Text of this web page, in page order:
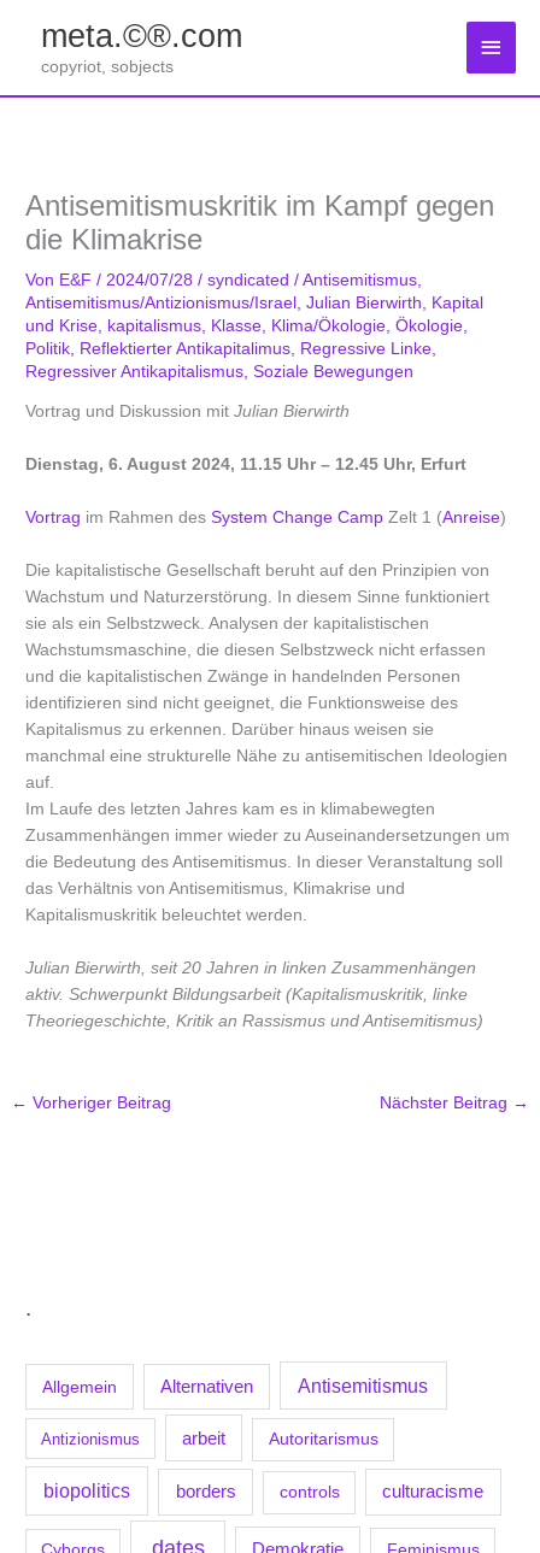
springen
meta.©®.com
copyriot, sobjects
.
Allgemein Alternativen Antisemitismus
Antizionismus arbeit Autoritarismus
biopolitics borders controls culturacisme
dates
Antisemitismuskritik im Kampf gegen
die Klimakrise
Von E&F/ 2024/07/28/syndicated /Antisemitismus
Antisemitismus/Antizionismus/Israel ,Julian Bierwirth
Kapital
und Krise kapitalismus Klasse Klima/Ökologie ,Ökologie
Politik Reflektierter Antikapitalimus Regressive Linke
Regressiver Antikapitalismus ,Soziale Bewegungen
Vortrag und Diskussion mitJulian Bierwirth
Dienstag, 6. August 2024, 11.15 Uhr – 12.45 Uhr, Erfurt
Vortrag im Rahmen des System Change Camp Zelt 1 (Anreise)
Die kapitalistische Gesellschaft beruht auf den Prinzipien von
Wachstum und Naturzerstörung. In diesem Sinne funktioniert
sie als ein Selbstzweck. Analysen der kapitalistischen
Wachstumsmaschine, die diesen Selbstzweck nicht erfassen
und die kapitalistischen Zwänge in handelnden Personen
identifizieren sind nicht geeignet, die Funktionsweise des
Kapitalismus zu erkennen. Darüber hinaus weisen sie
manchmal eine strukturelle Nähe zu antisemitischen Ideologien
auf.
Im Laufe des letzten Jahres kam es in klimabewegten
Zusammenhängen immer wieder zu Auseinandersetzungen um
die Bedeutung des Antisemitismus. In dieser Veranstaltung soll
das Verhältnis von Antisemitismus, Klimakrise und
Kapitalismuskritik beleuchtet werden.
Julian Bierwirth, seit 20 Jahren in linken Zusammenhängen
aktiv. Schwerpunkt Bildungsarbeit (Kapitalismuskritik, linke
Theoriegeschichte, Kritik an Rassismus und Antisemitismus)
← Vorheriger Beitrag Nächster Beitrag →